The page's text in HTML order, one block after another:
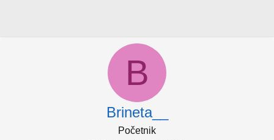
B
Brineta__
Početnik